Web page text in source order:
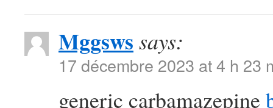
Mggsws says:
17 décembre 2023 at 4 h 23
generic carbamazepine